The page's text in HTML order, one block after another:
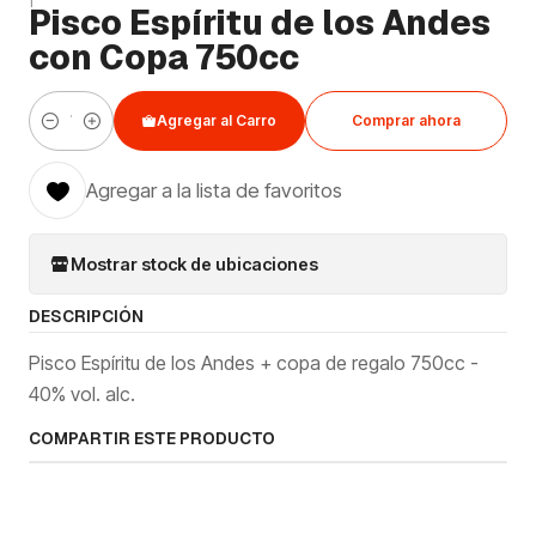
Pisco Espíritu de los Andes
con Copa 750cc
Cantidad
Agregar al Carro Comprar ahora
Agregar a la lista de favoritos
Mostrar stock de ubicaciones
DESCRIPCIÓN
Pisco Espíritu de los Andes + copa de regalo 750cc -
40% vol. alc.
COMPARTIR ESTE PRODUCTO